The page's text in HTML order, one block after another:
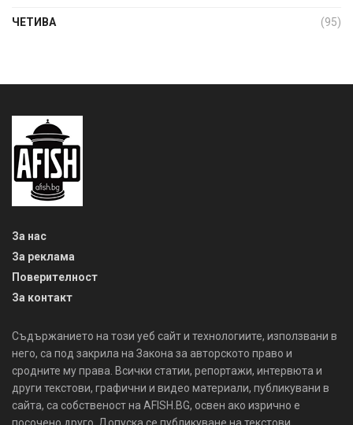
ЧЕТИВА (95)
За нас
За реклама
Поверителност
За контакт
Съдържанието на този уеб сайт и технологиите, използвани в
него, са под закрила на Закона за авторското право и
сродните му права. Всички статии, репортажи, интервюта и
други текстови, графични и видео материали, публикувани в
сайта, са собственост на AFISH.BG, освен ако изрично е
посочено друго. Допуска се публикуване на текстови